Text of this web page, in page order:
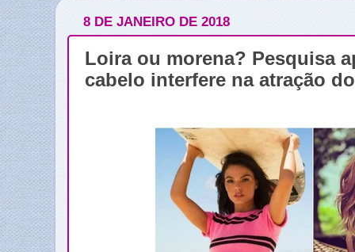
8 DE JANEIRO DE 2018
Loira ou morena? Pesquisa
cabelo interfere na atração